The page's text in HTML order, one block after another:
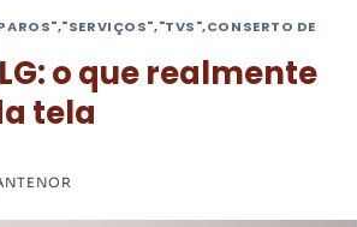
,"SERVIÇOS","TVS",CONSERTO DE
o que realmente
tela